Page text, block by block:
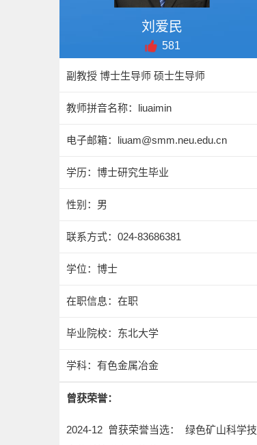
刘爱民
581
副教授 博士生导师 硕士生导师
教师拼音名称：liuaimin
电子邮箱： liuam@smm.neu.edu.cn
学历：博士研究生毕业
性别：男
联系方式： 024-83686381
学位：博士
在职信息：在职
毕业院校：东北大学
学科：有色金属冶金
曾获荣誉：
2024-12 曾获荣誉当选： 绿色矿山科学技